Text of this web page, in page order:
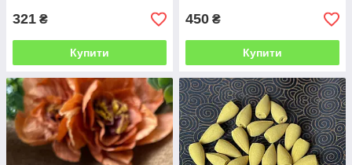
321 ₴
Купити
450 ₴
Купити